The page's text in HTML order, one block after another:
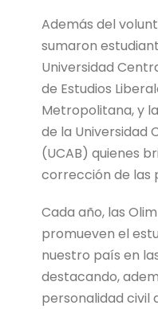
Además del
sumaron
Universidad
de Estudios
Metropolitana, y
de la Universidad
(UCAB) quienes
corrección de las
Cada año, las
promueven el
nuestro país en
destacando,
personalidad civil